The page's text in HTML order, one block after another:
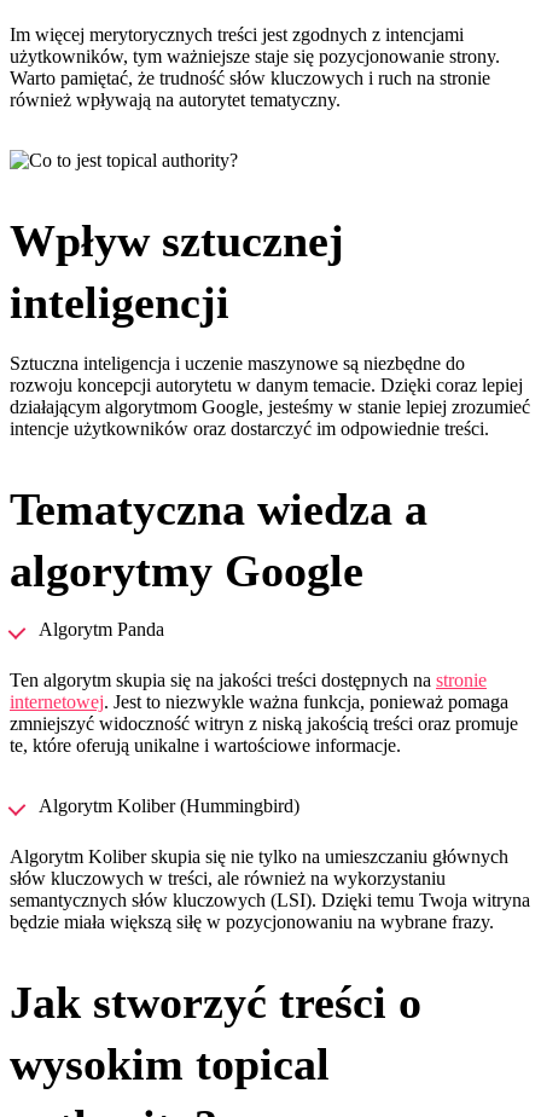
Im więcej merytorycznych treści jest zgodnych z intencjami
użytkowników, tym ważniejsze staje się pozycjonowanie strony.
Warto pamiętać, że trudność słów kluczowych i ruch na stronie
również wpływają na autorytet tematyczny.
Wpływ sztucznej
inteligencji
Sztuczna inteligencja i uczenie maszynowe są niezbędne do
rozwoju koncepcji autorytetu w danym temacie. Dzięki coraz lepiej
działającym algorytmom Google, jesteśmy w stanie lepiej zrozumieć
intencje użytkowników oraz dostarczyć im odpowiednie treści.
Tematyczna wiedza a
algorytmy Google
Algorytm Panda
Ten algorytm skupia się na jakości treści dostępnych na stronie
internetowej. Jest to niezwykle ważna funkcja, ponieważ pomaga
zmniejszyć widoczność witryn z niską jakością treści oraz promuje
te, które oferują unikalne i wartościowe informacje.
Algorytm Koliber (Hummingbird)
Algorytm Koliber skupia się nie tylko na umieszczaniu głównych
słów kluczowych w treści, ale również na wykorzystaniu
semantycznych słów kluczowych (LSI). Dzięki temu Twoja witryna
będzie miała większą siłę w pozycjonowaniu na wybrane frazy.
Jak stworzyć treści o
wysokim topical